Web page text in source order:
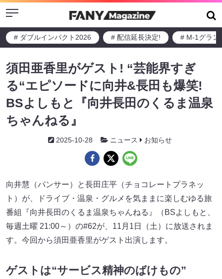
Menu
# ダブルインパクト2026 # 配信延長決定! # M-1グラン
須田亜香里がゲスト! “芸能界すぎ
る“エピソードに向井&長田も爆笑!
BSよしもと『向井長田のくるま温泉
ちゃんねる』
2025-10-28 ニュース お知らせ
向井慧（パンサー）と長田庄平（チョコレートプラネッ
ト）が、ドライブ・温泉・グルメを気ままに楽しむゆる旅
番組『向井長田のくるま温泉ちゃんねる』（BSよしもと、
毎週土曜 21:00～）の#62が、11月1日（土）に放送されま
す。今回から須田亜香里がゲスト出演します。
ゲストは“サービス精神のばけもの”